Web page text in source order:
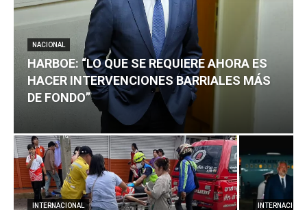
NACIONAL
HARBOE: “LO QUE SE REQUIERE AHORA ES
HACER INTERVENCIONES BARRIALES MÁS
DE FONDO”
INTERNACIONAL